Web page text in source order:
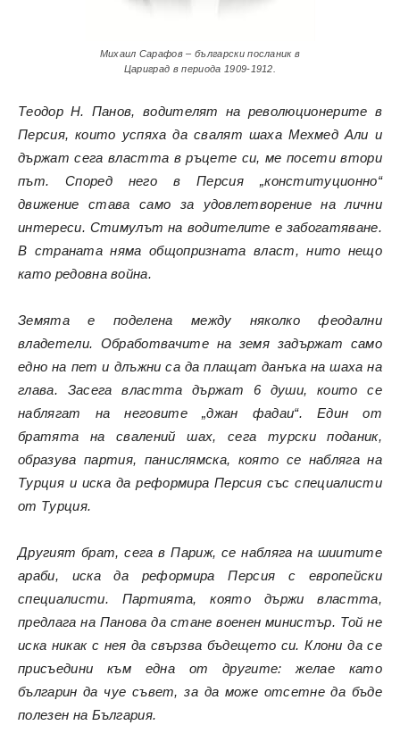
Михаил Сарафов – български посланик в
Цариград в периода 1909-1912.
Теодор Н. Панов, водителят на революционерите в
Персия, които успяха да свалят шаха Мехмед Али и
държат сега властта в ръцете си, ме посети втори
път. Според него в Персия „конституционно“
движение става само за удовлетворение на лични
интереси. Стимулът на водителите е забогатяване.
В страната няма общопризната власт, нито нещо
като редовна война.
Земята е поделена между няколко феодални
владетели. Обработвачите на земя задържат само
едно на пет и длъжни са да плащат данъка на шаха на
глава. Засега властта държат 6 души, които се
наблягат на неговите „джан фадаи“. Един от
братята на свалений шах, сега турски поданик,
образува партия, панислямска, която се набляга на
Турция и иска да реформира Персия със специалисти
от Турция.
Другият брат, сега в Париж, се набляга на шиитите
араби, иска да реформира Персия с европейски
специалисти. Партията, която държи властта,
предлага на Панова да стане военен министър. Той не
иска никак с нея да свързва бъдещето си. Клони да се
присъедини към една от другите: желае като
българин да чуе съвет, за да може отсетне да бъде
полезен на България.